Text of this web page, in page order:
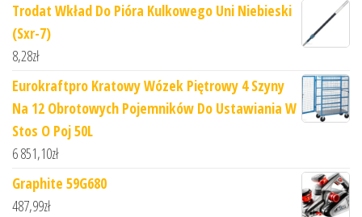
Trodat Wkład Do Pióra Kulkowego Uni Niebieski
(Sxr-7)
8,28zł
Eurokraftpro Kratowy Wózek Piętrowy 4 Szyny
Na 12 Obrotowych Pojemników Do Ustawiania W
Stos O Poj 50L
6 851,10zł
Graphite 59G680
487,99zł